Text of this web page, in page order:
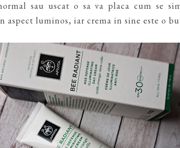
sau uscat o sa va placa cum se
aspect luminos, iar crema in sine este o